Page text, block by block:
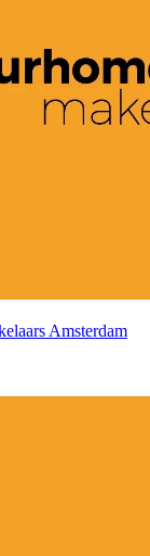
Amsterdam